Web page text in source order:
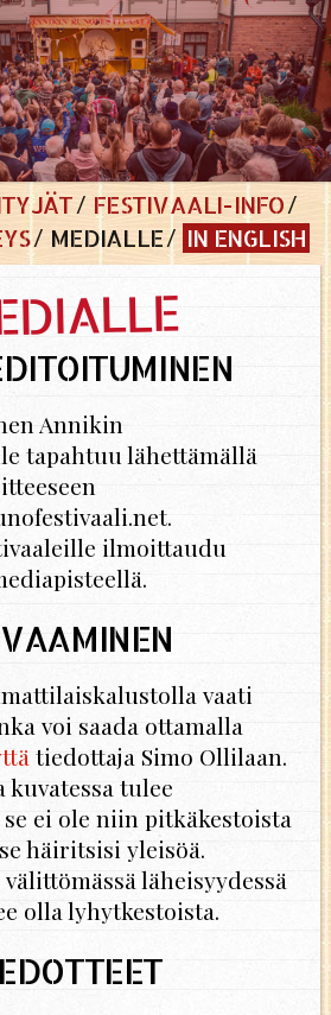
FESTIVAALI-INFO
MEDIALLE IN ENGLISH
Annikin
tapahtuu lähettämällä
ilmoittaudu
vaati
voi saada ottamalla
tiedottaja Simo Ollilaan.
kuvatessa tulee
ei ole niin pitkäkestoista
häiritsisi yleisöä.
läheisyydessä
olla lyhytkestoista.